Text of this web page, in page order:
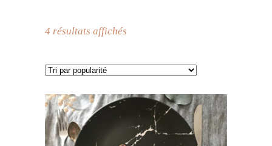
4 résultats affichés